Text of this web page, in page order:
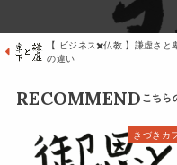
【 ビジネス✖️仏教 】謙虚さと
の違い
RECOMMEND
きづきカ